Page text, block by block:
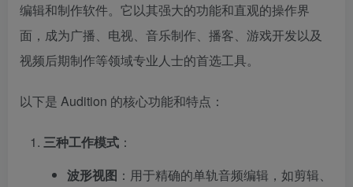
编辑和制作软件。它以其强大的功能和直观的操作界
面，成为广播、电视、音乐制作、播客、游戏开发以及
视频后期制作等领域专业人士的首选工具。
以下是 Audition 的核心功能和特点：
三种工作模式 ：
波形视图 ：用于精确的单轨音频编辑，如剪辑、